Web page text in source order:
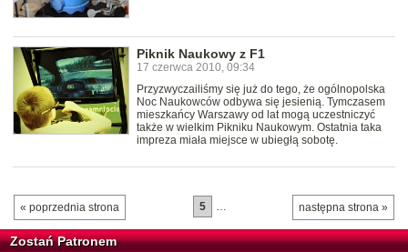
Piknik Naukowy z F1
17 czerwca 2010, 09:34
Przyzwyczailiśmy się już do tego, że ogólnopolska
Noc Naukowców odbywa się jesienią. Tymczasem
mieszkańcy Warszawy od lat mogą uczestniczyć
także w wielkim Pikniku Naukowym. Ostatnia taka
impreza miała miejsce w ubiegłą sobotę.
« poprzednia strona następna strona »
5 …
Zostań Patronem